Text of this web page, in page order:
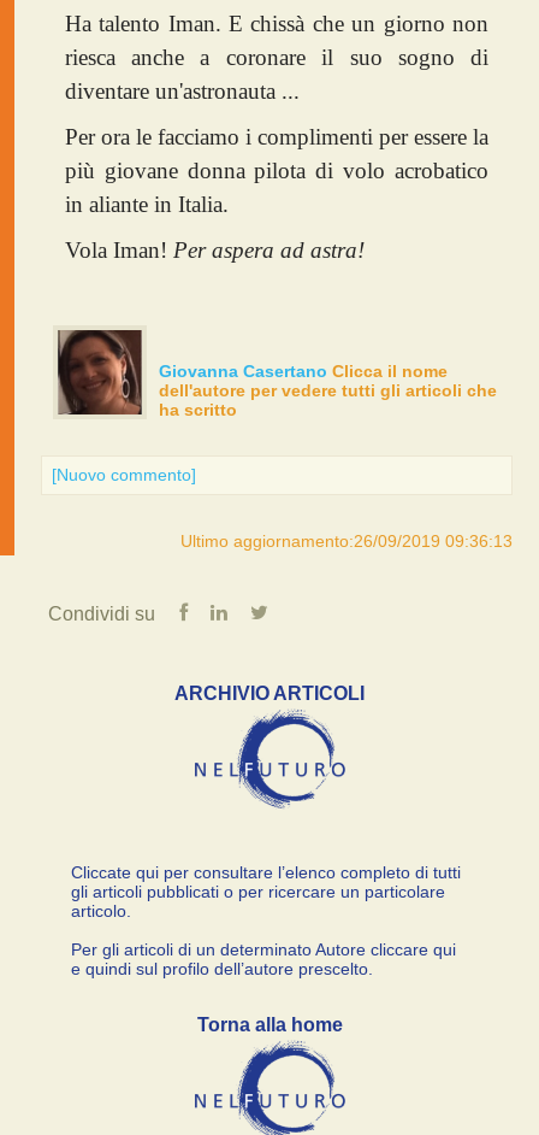
Ha talento Iman. E chissà che un giorno non
riesca anche a coronare il suo sogno di
diventare un'astronauta ...
Per ora le facciamo i complimenti per essere la
più giovane donna pilota di volo acrobatico
in aliante in Italia.
Vola Iman! Per aspera ad astra!
Giovanna Casertano Clicca il nome
dell'autore per vedere tutti gli articoli che
ha scritto
[Nuovo commento]
Ultimo aggiornamento:26/09/2019 09:36:13
Condividi su
ARCHIVIO ARTICOLI
Cliccate qui per consultare l’elenco completo di tutti
gli articoli pubblicati o per ricercare un particolare
articolo.
Per gli articoli di un determinato Autore cliccare qui
e quindi sul profilo dell’autore prescelto.
Torna alla home